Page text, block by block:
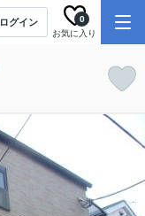
ログイン
お気に入り
0